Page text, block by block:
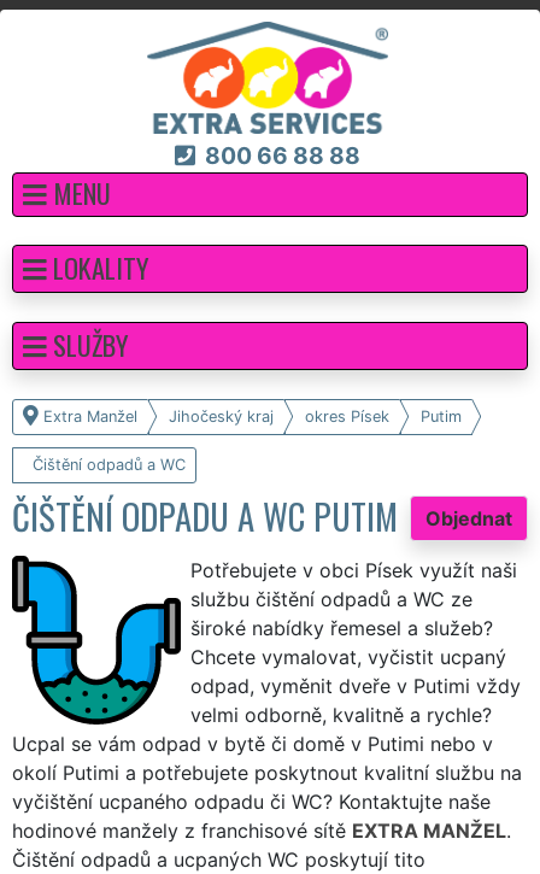
800 66 88 88
MENU
Extra Manžel Jihočeský kraj okres Písek Putim
Čištění odpadů a WC
Objednat
ČIŠTĚNÍ ODPADU A WC PUTIM
Potřebujete v obci Písek využít naši
službu čištění odpadů a WC ze
široké nabídky řemesel a služeb?
Chcete vymalovat, vyčistit ucpaný
odpad, vyměnit dveře v Putimi vždy
velmi odborně, kvalitně a rychle?
Ucpal se vám odpad v bytě či domě v Putimi nebo v
okolí Putimi a potřebujete poskytnout kvalitní službu na
vyčištění ucpaného odpadu či WC? Kontaktujte naše
hodinové manžely z franchisové sítě EXTRA MANŽEL.
Čištění odpadů a ucpaných WC poskytují tito
LOKALITY
SLUŽBY